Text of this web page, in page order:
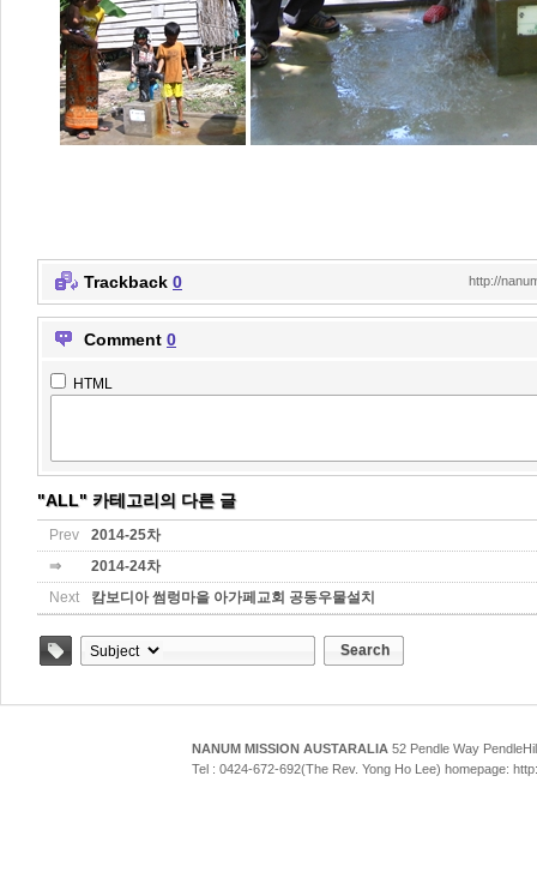
Trackback 0 http://
Comment 0
HTML
"ALL" 카테고리의 다른 글
Prev
2014-25차
⇒
2014-24차
Next
캄보디아 썸렁마을 아가페교회 공동우물설치
Search
NANUM MISSION AUSTARALIA 52 Pendle Way
Tel : 0424-672-692(The Rev. Yong Ho Lee) homepage: